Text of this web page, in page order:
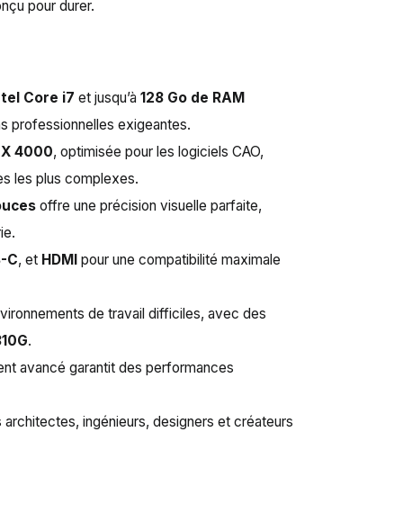
pour durer.
Core i7 et jusqu’à128 Go de RAM
professionnelles exigeantes.
4000, optimisée pour les logiciels CAO,
les plus complexes.
offre une précision visuelle parfaite,
C, et HDMI pour une compatibilité maximale
de travail difficiles, avec des
.
avancé garantit des performances
ingénieurs, designers et créateurs